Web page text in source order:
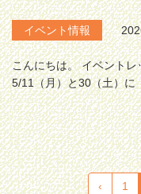
イベント情報
こんにちは。 イベント
5/11（月）と30（土）に
‹ 1